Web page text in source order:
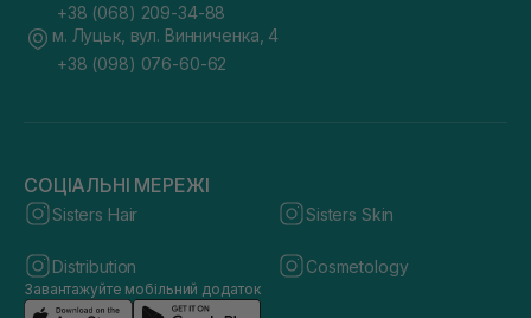
+38 (068) 209-34-88
м. Луцьк, вул. Винниченка, 4
+38 (098) 076-60-62
СОЦІАЛЬНІ МЕРЕЖІ
Sisters Hair Sisters Skin
Distribution Cosmetology
Завантажуйте мобільний додаток